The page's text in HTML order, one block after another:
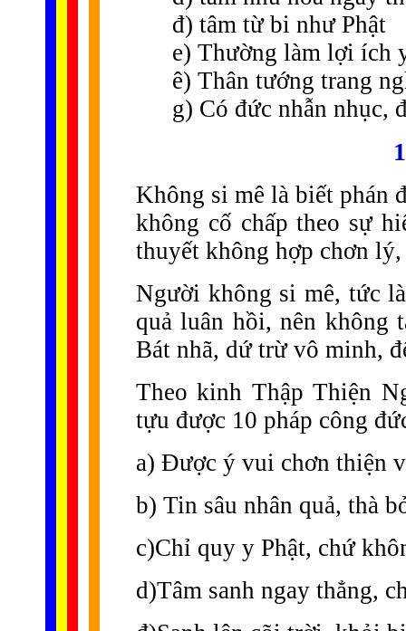
đ) tâm từ bi như Phật
e) Thường làm lợi ích
ê) Thân tướng trang
g) Có đức nhẫn nhục,
Không si mê là biết phán
không cố chấp theo sự
thuyết không hợp chơn
Người không si mê, tức
quả luân hồi, nên không
Bát nhã, dứ trừ vô minh,
Theo kinh Thập Thiện
tựu được 10 pháp công
a) Được ý vui chơn thiện
b) Tin sâu nhân quả, thà
c)Chỉ quy y Phật, chứ
d)Tâm sanh ngay thẳng,